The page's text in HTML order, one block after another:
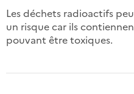
Les déchets radioactifs
un risque car ils
pouvant être toxiques.